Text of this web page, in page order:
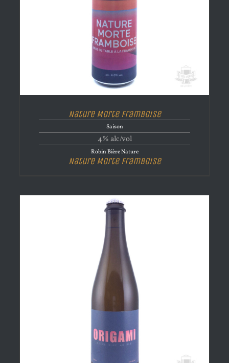
Nature Morte Framboise
Saison
4% alc/vol
Robin Bière Nature
Nature Morte Framboise